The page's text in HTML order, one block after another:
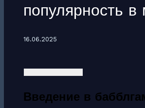
популярность в
16.06.2025
Введение в